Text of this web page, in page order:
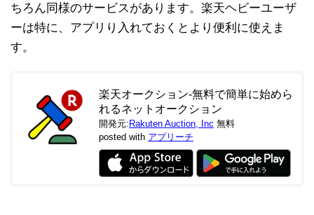
ちろん同様のサービスがあります。楽天ヘビーユーザ
ーは特に、アプリり入れておくとより便利に使えま
す。
楽天オークション-無料で簡単に始めら
れるネットオークション
開発元: Rakuten Auction, Inc 無料
posted with アプリーチ